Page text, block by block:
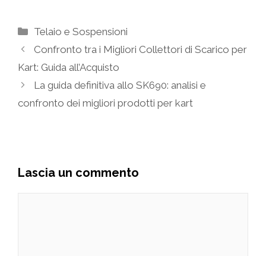
Categorie
Telaio e Sospensioni
Confronto tra i Migliori Collettori di Scarico per
Kart: Guida all’Acquisto
La guida definitiva allo SK690: analisi e
confronto dei migliori prodotti per kart
Lascia un commento